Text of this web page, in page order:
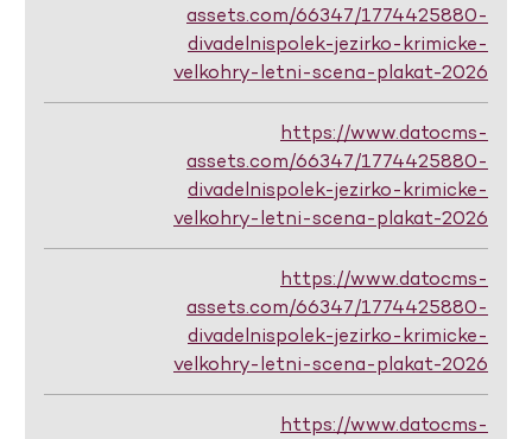
assets.com/66347/1774425880-
divadelnispolek-jezirko-krimicke-
velkohry-letni-scena-plakat-2026
https://www.datocms-
assets.com/66347/1774425880-
divadelnispolek-jezirko-krimicke-
velkohry-letni-scena-plakat-2026
https://www.datocms-
assets.com/66347/1774425880-
divadelnispolek-jezirko-krimicke-
velkohry-letni-scena-plakat-2026
https://www.datocms-